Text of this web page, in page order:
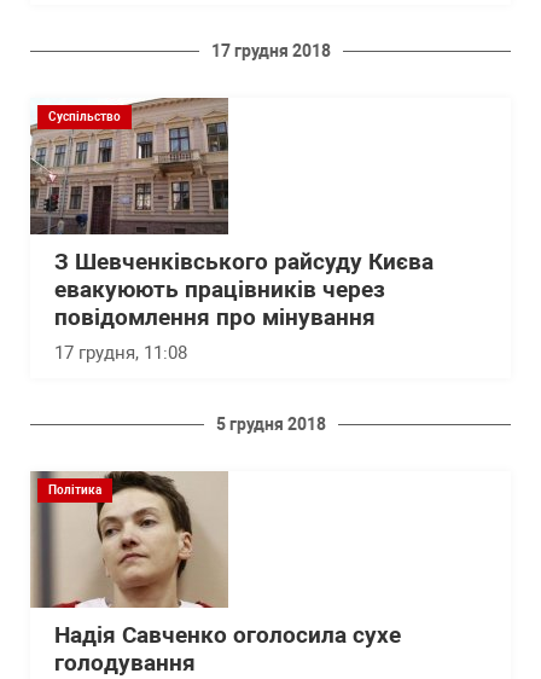
17 грудня 2018
Суспільство
З Шевченківського райсуду Києва
евакуюють працівників через
повідомлення про мінування
17 грудня, 11:08
5 грудня 2018
Політика
Надія Савченко оголосила сухе
голодування